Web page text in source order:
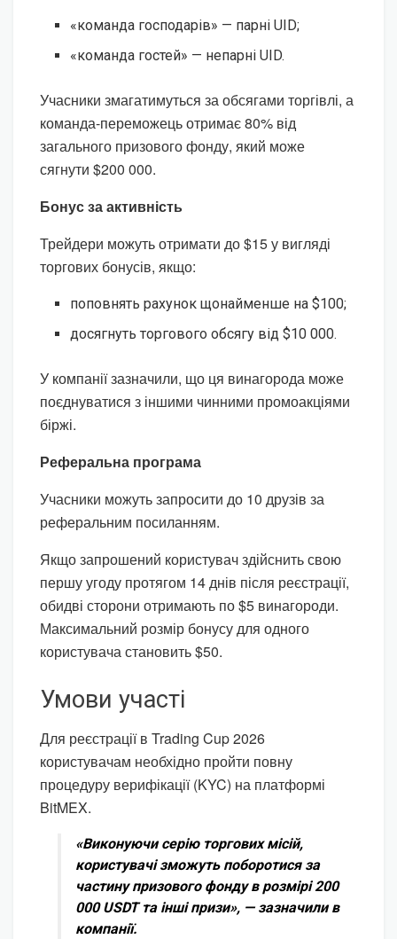
«команда господарів» — парні UID;
«команда гостей» — непарні UID.
Учасники змагатимуться за обсягами торгівлі, а
команда-переможець отримає 80% від
загального призового фонду, який може
сягнути $200 000.
Бонус за активність
Трейдери можуть отримати до $15 у вигляді
торгових бонусів, якщо:
поповнять рахунок щонайменше на $100;
досягнуть торгового обсягу від $10 000.
У компанії зазначили, що ця винагорода може
поєднуватися з іншими чинними промоакціями
біржі.
Реферальна програма
Учасники можуть запросити до 10 друзів за
реферальним посиланням.
Якщо запрошений користувач здійснить свою
першу угоду протягом 14 днів після реєстрації,
обидві сторони отримають по $5 винагороди.
Максимальний розмір бонусу для одного
користувача становить $50.
Умови участі
Для реєстрації в Trading Cup 2026
користувачам необхідно пройти повну
процедуру верифікації (KYC) на платформі
BitMEX.
«Виконуючи серію торгових місій,
користувачі зможуть поборотися за
частину призового фонду в розмірі 200
000 USDT та інші призи», — зазначили в
компанії.